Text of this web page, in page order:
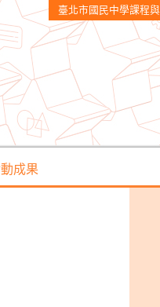
臺北市國民中學課程
成果